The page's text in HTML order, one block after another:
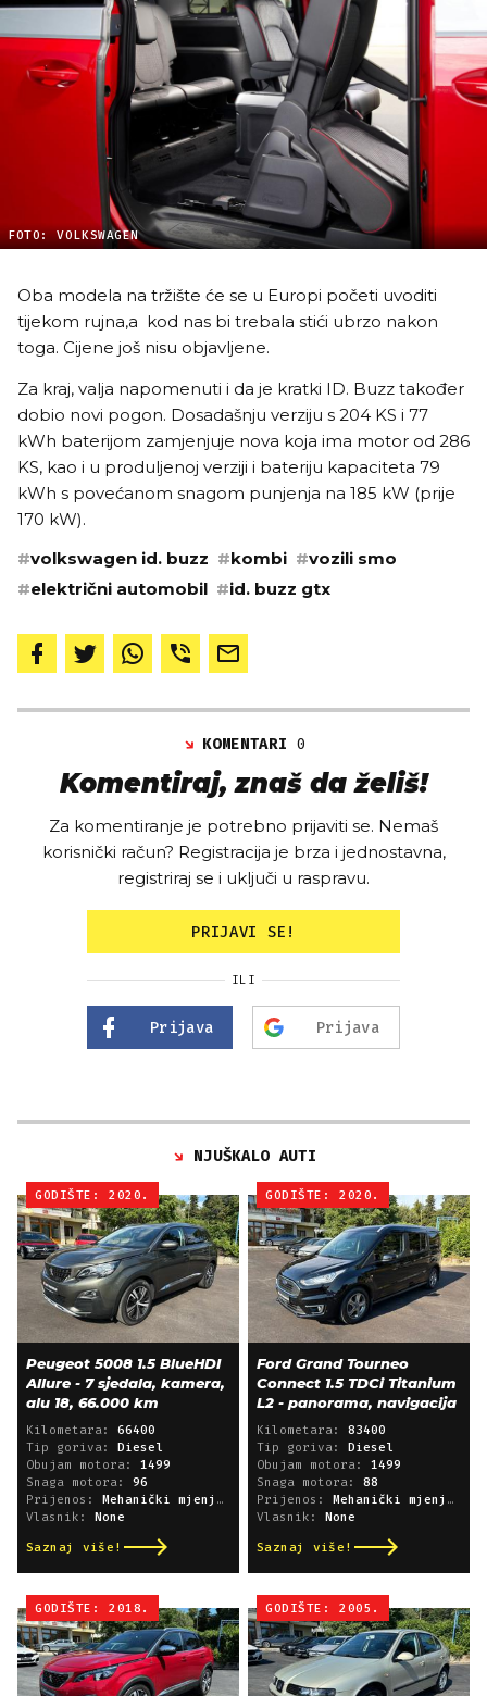
FOTO: VOLKSWAGEN
Oba modela na tržište će se u Europi početi uvoditi
tijekom rujna,a kod nas bi trebala stići ubrzo nakon
toga. Cijene još nisu objavljene.
Za kraj, valja napomenuti i da je kratki ID. Buzz također
dobio novi pogon. Dosadašnju verziju s 204 KS i 77
kWh baterijom zamjenjuje nova koja ima motor od 286
KS, kao i u produljenoj verziji i bateriju kapaciteta 79
kWh s povećanom snagom punjenja na 185 kW (prije
170 kW).
#volkswagen id. buzz #kombi #vozili smo
#električni automobil #id. buzz gtx
KOMENTARI0
Komentiraj, znaš da želiš!
Za komentiranje je potrebno prijaviti se. Nemaš
korisnički račun? Registracija je brza i jednostavna,
registriraj se i uključi u raspravu.
PRIJAVI SE!
ILI
Prijava Prijava
NJUŠKALO AUTI
GODIŠTE: 2020.
Peugeot 5008 1.5 BlueHDI
Allure - 7 sjedala, kamera,
alu 18, 66.000 km
Kilometara: 66400
Tip goriva: Diesel
Obujam motora: 1499
Snaga motora: 96
Prijenos: Mehanički mjenjač
Vlasnik: None
Saznaj više!
GODIŠTE: 2020.
Ford Grand Tourneo
Connect 1.5 TDCi Titanium
L2 - panorama, navigacija
Kilometara: 83400
Tip goriva: Diesel
Obujam motora: 1499
Snaga motora: 88
Prijenos: Mehanički mjenjač
Vlasnik: None
Saznaj više!
GODIŠTE: 2018. GODIŠTE: 2005.